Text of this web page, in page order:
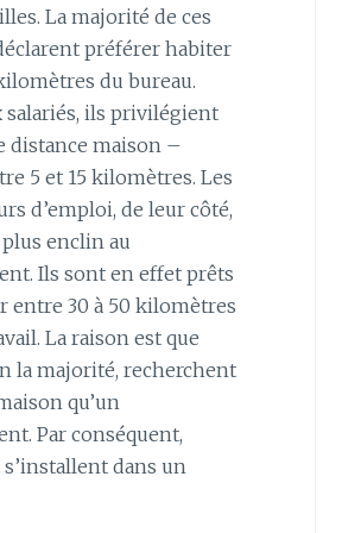
La majorité de ces
préférer habiter
du bureau.
salariés, ils privilégient
distance maison –
5 et 15 kilomètres. Les
d’emploi, de leur côté,
enclin au
Ils sont en effet prêts
entre 30 à 50 kilomètres
La raison est que
la majorité, recherchent
qu’un
Par conséquent,
dans un